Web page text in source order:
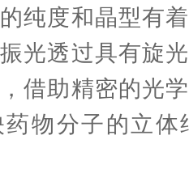
纯度和晶型有
光透过具有旋
借助精密的光
物分子的立体